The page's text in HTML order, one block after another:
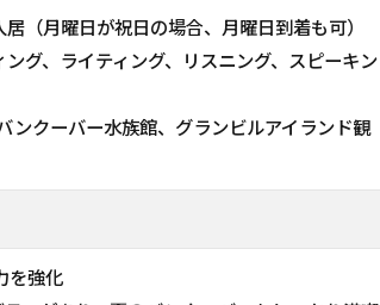
（月曜日が祝日の場合、月曜日到着も可）
グ、ライティング、リスニング、スピーキン
ンクーバー水族館、グランビルアイランド観
を強化